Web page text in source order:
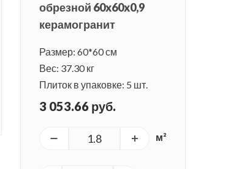
обрезной 60x60x0,9
керамогранит
Размер: 60*60 см
Вес: 37.30 кг
Плиток в упаковке: 5 шт.
3 053.66 руб.
м²